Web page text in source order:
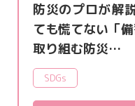
防災のプロが解
ても慌てない「
取り組む防災…
SDGs